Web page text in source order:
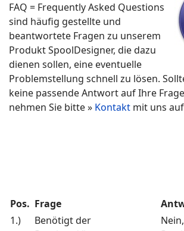
FAQ = Frequently Asked Questions
sind häufig gestellte und
beantwortete Fragen zu unserem
Produkt SpoolDesigner, die dazu
dienen sollen, eine eventuelle
Problemstellung schnell zu lösen.
keine passende Antwort auf Ihre
nehmen Sie bitte » Kontakt mit uns
Pos. Frage
1.)
Benötigt der